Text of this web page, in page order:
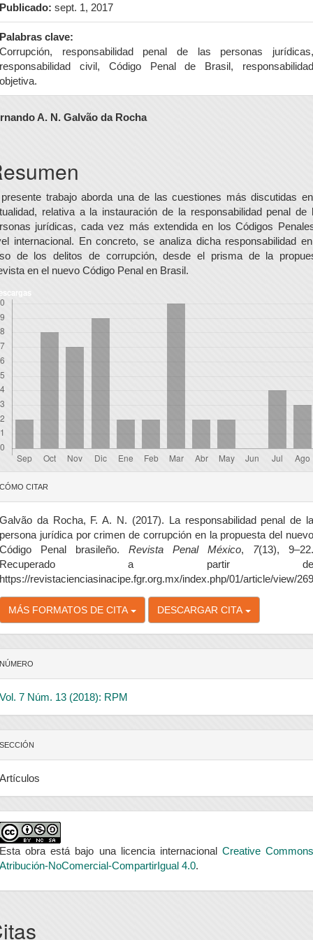
Publicado: sept. 1, 2017
Palabras clave:
Corrupción, responsabilidad penal de las personas jurídicas,
responsabilidad civil, Código Penal de Brasil, responsabilidad
objetiva.
A. N. Galvão da Rocha
trabajo aborda una de las cuestiones más discutidas
relativa a la instauración de la responsabilidad penal de
jurídicas, cada vez más extendida en los Códigos
internacional. En concreto, se analiza dicha responsabilidad
de los delitos de corrupción, desde el prisma de la
en el nuevo Código Penal en Brasil.
CÓMO CITAR
Galvão da Rocha, F. A. N. (2017). La responsabilidad penal de la
persona jurídica por crimen de corrupción en la propuesta del nuevo
Código Penal brasileño. Revista Penal México, 7(13), 9–22.
Recuperado a partir de
https://revistacienciasinacipe.fgr.org.mx/index.php/01/article/view/269
MÁS FORMATOS DE CITA DESCARGAR CITA
NÚMERO
Vol. 7 Núm. 13 (2018): RPM
SECCIÓN
Artículos
Esta obra está bajo una licencia internacional Creative Commons
Atribución-NoComercial-CompartirIgual 4.0.